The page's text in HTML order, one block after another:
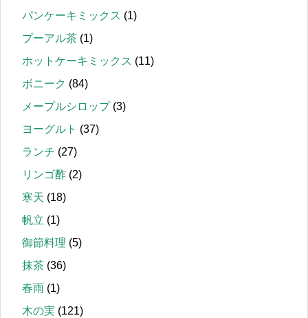
パンケーキミックス (1)
プーアル茶 (1)
ホットケーキミックス (11)
ボニーク (84)
メープルシロップ(3)
ヨーグルト (37)
ランチ (27)
リンゴ酢 (2)
寒天 (18)
帆立 (1)
御節料理 (5)
抹茶 (36)
春雨 (1)
木の実 (121)